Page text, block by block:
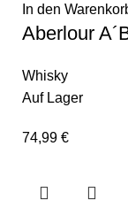
In den
Aberlour
Whisky
Auf Lager
74,99 €